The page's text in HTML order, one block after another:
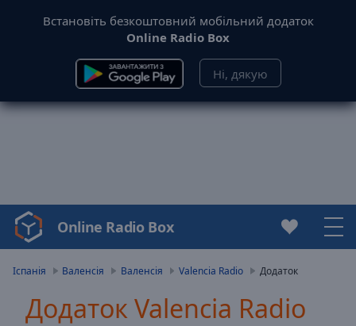
Встановіть безкоштовний мобільний додаток
Online Radio Box
Ні, дякую
Video
Player
Video
Online Radio Box
Іспанія Валенсія Валенсія Valencia Radio Додаток
Додаток Valencia Radio